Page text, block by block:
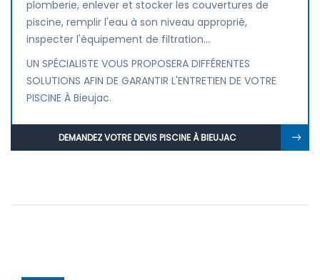
plomberie, enlever et stocker les couvertures de
piscine, remplir l'eau à son niveau approprié,
inspecter l'équipement de filtration...
UN SPÉCIALISTE VOUS PROPOSERA DIFFÉRENTES
SOLUTIONS AFIN DE GARANTIR L'ENTRETIEN DE VOTRE
PISCINE À Bieujac.
DEMANDEZ VOTRE DEVIS PISCINE À BIEUJAC